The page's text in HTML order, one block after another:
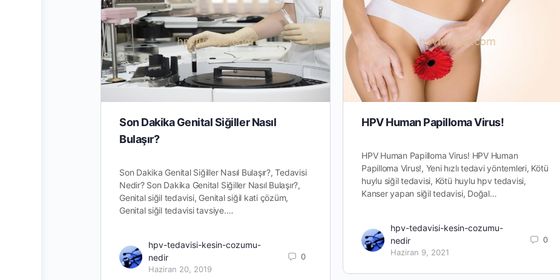
Son Dakika Genital Siğiller Nasıl
Bulaşır?
Son Dakika Genital Siğiller Nasıl Bulaşır?, Tedavisi
Nedir? Son Dakika Genital Siğiller Nasıl Bulaşır?,
Genital siğil tedavisi, Genital siğil kati çözüm,
Genital siğil tedavisi tavsiye.…
hpv-tedavisi-kesin-cozumu-
nedir
Haziran 20, 2019
0
HPV Human Papilloma Virus!
HPV Human Papilloma Virus! HPV Human
Papilloma Virus!, Yeni hızlı tedavi yöntemleri, Kötü
huylu siğil tedavisi, Kötü huylu hpv tedavisi,
Kanser yapan siğil tedavisi, Doğal…
hpv-tedavisi-kesin-cozumu-
nedir
Haziran 9, 2021
0